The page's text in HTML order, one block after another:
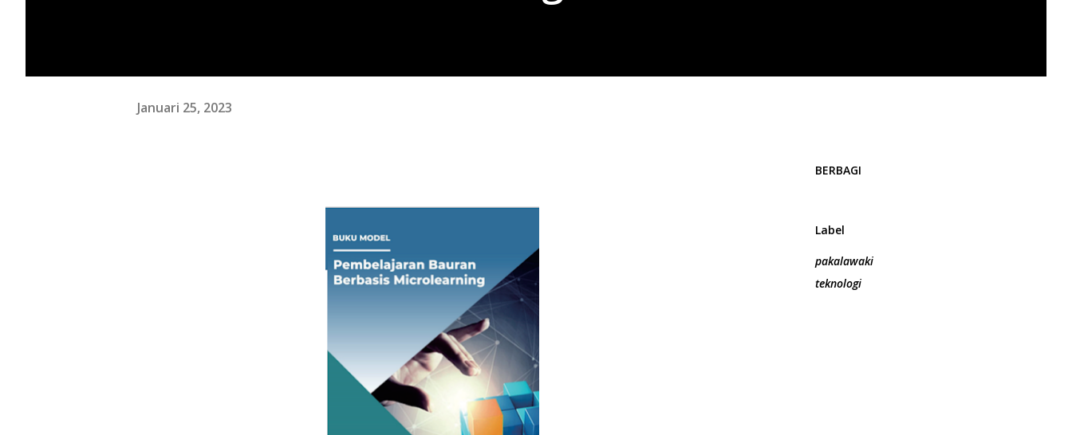
Januari 25, 2023
BERBAGI
Label
pakalawaki
teknologi